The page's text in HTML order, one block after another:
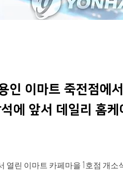
인 이마트 죽전점에서
에 앞서 데일리 홈케
열린 이마트 카페마을 1호점 개소